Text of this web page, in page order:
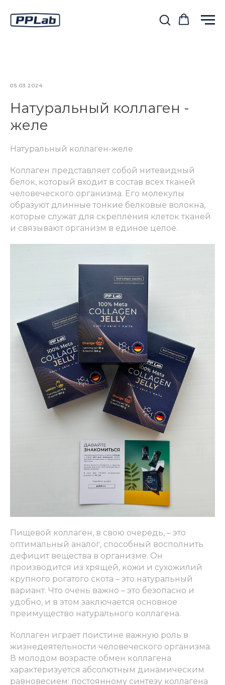
05.03.2024
Натуральный коллаген -
желе
Натуральный коллаген-желе
Коллаген представляет собой нитевидный
белок, который входит в состав всех тканей
человеческого организма. Его молекулы
образуют длинные тонкие белковые волокна,
которые служат для скрепления клеток тканей
и связывают организм в единое целое.
Пищевой коллаген, в свою очередь, – это
оптимальный аналог, способный восполнить
дефицит вещества в организме. Он
производится из хрящей, кожи и сухожилий
крупного рогатого скота – это натуральный
вариант. Что очень важно – это безопасно и
удобно, и в этом заключается основное
преимущество натурального коллагена.
Коллаген играет поистине важную роль в
жизнедеятельности человеческого организма.
В молодом возрасте обмен коллагена
характеризуется абсолютным динамическим
равновесием: постоянному синтезу коллагена